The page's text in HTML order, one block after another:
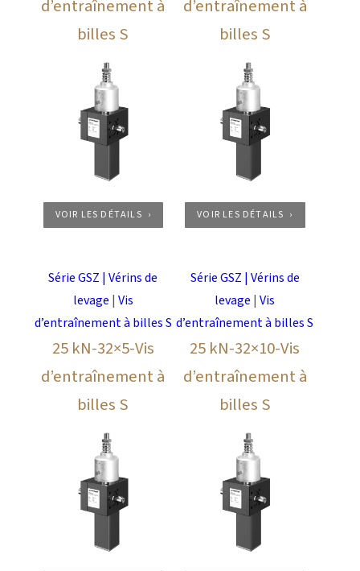
d’entraînement à
billes S
VOIR LES DÉTAILS
d’entraînement à
billes S
VOIR LES DÉTAILS
Série GSZ | Vérins de
levage | Vis
d’entraînement à billes S
25 kN-32×5-Vis
d’entraînement à
billes S
Série GSZ | Vérins de
levage |Vis
d’entraînement à billes S
25 kN-32×10-Vis
d’entraînement à
billes S